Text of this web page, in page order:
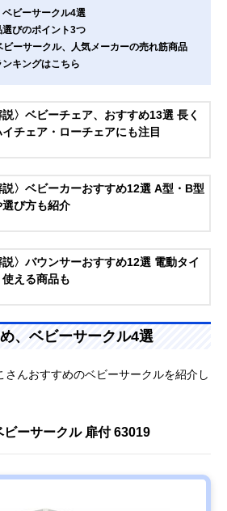
ビーサークル4選
びのポイント3つ
ビーサークル、人気メーカーの売れ筋商品
キングはこちら
説〉ベビーチェア、おすすめ13選 長く
チェア・ローチェアにも注目
説〉ベビーカーおすすめ12選 A型・B型
び方も紹介
説〉バウンサーおすすめ12選 電動タイ
える商品も
、ベビーサークル4選
さんおすすめのベビーサークルを紹介し
ーサークル 扉付 63019